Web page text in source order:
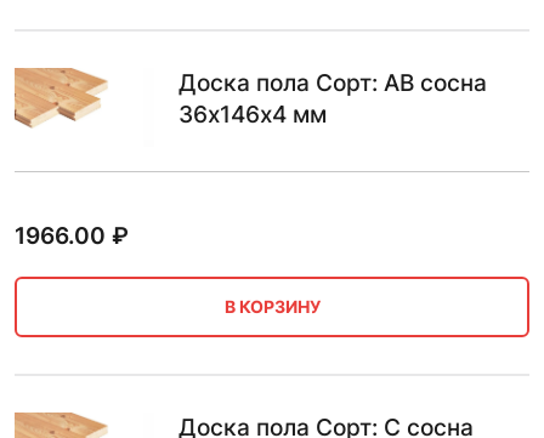
Доска пола Сорт: AB сосна
36х146х4 мм
1966.00 ₽
В КОРЗИНУ
Доска пола Сорт: C сосна